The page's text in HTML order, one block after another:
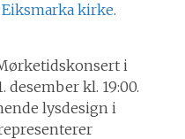
Eiksmarka kirke.
i
desember kl. 19:00.
lysdesign i